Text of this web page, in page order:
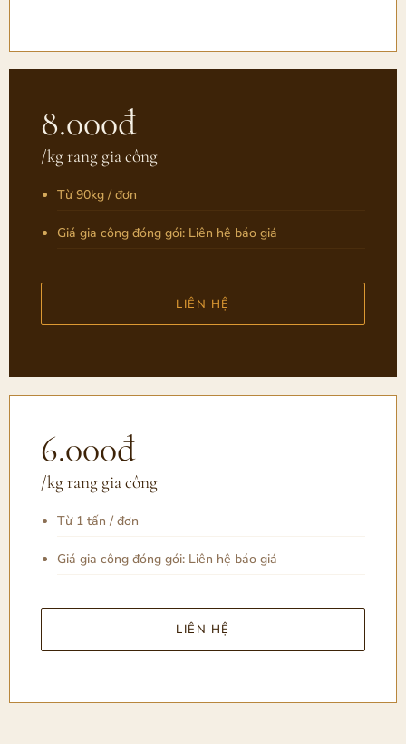
8.000đ
/kg rang gia công
Từ 90kg / đơn
Giá gia công đóng gói: Liên hệ báo giá
LIÊN HỆ
6.000đ
/kg rang gia công
Từ 1 tấn / đơn
Giá gia công đóng gói: Liên hệ báo giá
LIÊN HỆ